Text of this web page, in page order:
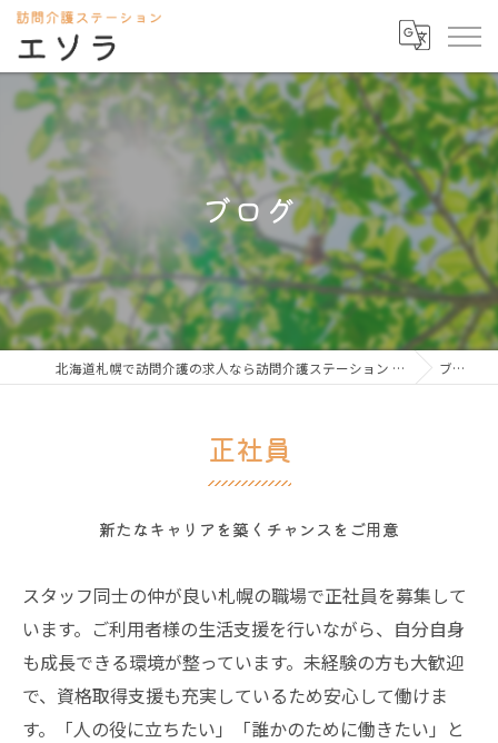
ブログ
北海道札幌で訪問介護の求人なら訪問介護ステーション エソラ ブログ
正社員
新たなキャリアを築くチャンスをご用意
スタッフ同士の仲が良い札幌の職場で正社員を募集して
います。ご利用者様の生活支援を行いながら、自分自身
も成長できる環境が整っています。未経験の方も大歓迎
で、資格取得支援も充実しているため安心して働けま
す。「人の役に立ちたい」「誰かのために働きたい」と